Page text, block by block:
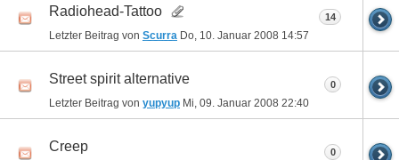
Radiohead-Tattoo
Letzter Beitrag von Scurra Do, 10. Januar 2008 14:57
14
Street spirit alternative
Letzter Beitrag von yupyup Mi, 09. Januar 2008 22:40
0
Creep 0